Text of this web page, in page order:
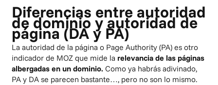
Diferencias entre autoridad
de dominio y autoridad de
página (DA y PA)
La autoridad de la página o Page Authority (PA) es otro
indicador de MOZ que mide la relevancia de las páginas
albergadas en un dominio. Como ya habrás adivinado,
PA y DA se parecen bastante…, pero no son lo mismo.